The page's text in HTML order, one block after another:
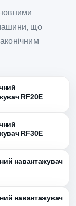
що
RF20E
RF30E
навантажувач
навантажувач